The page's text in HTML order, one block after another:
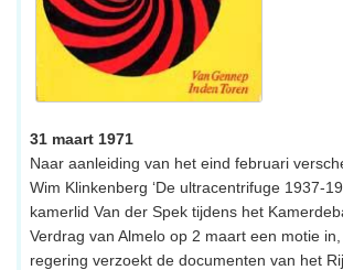
31 maart 1971
Naar aanleiding van het eind februari
Wim Klinkenberg ‘De ultracentrifuge 1937-
kamerlid Van der Spek tijdens het
Verdrag van Almelo op 2 maart een motie
regering verzoekt de documenten van het